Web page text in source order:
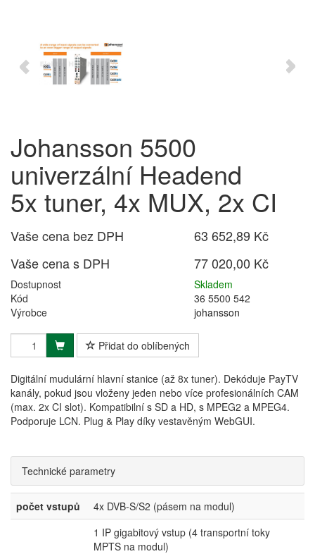
Johansson 5500
univerzální Headend
5x tuner, 4x MUX, 2x CI
Vaše cena bez DPH
63 652,89 Kč
Vaše cena s DPH
77 020,00 Kč
Dostupnost
Skladem
Kód
36 5500 542
Výrobce
johansson
Přidat do oblíbených
Digitální mudulární hlavní stanice (až 8x tuner). Dekóduje PayTV
kanály, pokud jsou vloženy jeden nebo více profesionálních CAM
(max. 2x CI slot). Kompatibilní s SD a HD, s MPEG2 a MPEG4.
Podporuje LCN. Plug & Play díky vestavěným WebGUI.
Technické parametry
počet vstupů
4x DVB-S/S2 (pásem na modul)
1 IP gigabitový vstup (4 transportní toky
MPTS na modul)